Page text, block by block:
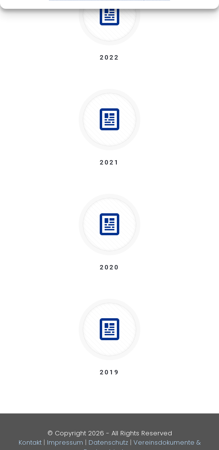
2022
2021
2020
2019
© Copyright 2026 - All Rights Reserved
Kontakt| Impressum | Datenschutz| Vereinsdokumente &